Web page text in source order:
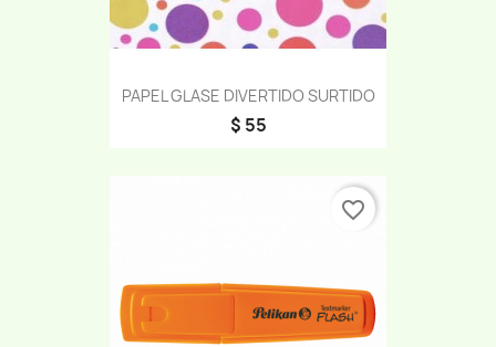
PAPEL GLASE DIVERTIDO SURTIDO
$ 55
favorite_border